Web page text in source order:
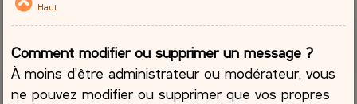
Haut
Comment modifier ou supprimer un message ?
À moins d’être administrateur ou modérateur, vous
ne pouvez modifier ou supprimer que vos propres